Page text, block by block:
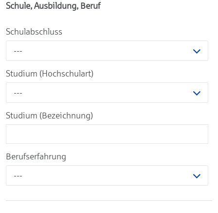
Schule, Ausbildung, Beruf
Schulabschluss
---
Studium (Hochschulart)
---
Studium (Bezeichnung)
Berufserfahrung
---